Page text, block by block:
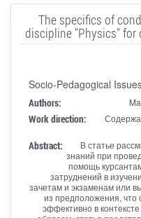
The specifics of
discipline "Physics" for
Socio-Pedagogical
Authors:
Work direction:
Abstract:
В статье
знаний при
помощь
затруднений в
зачетам и экзаменам или
из предположения, что
эффективно в